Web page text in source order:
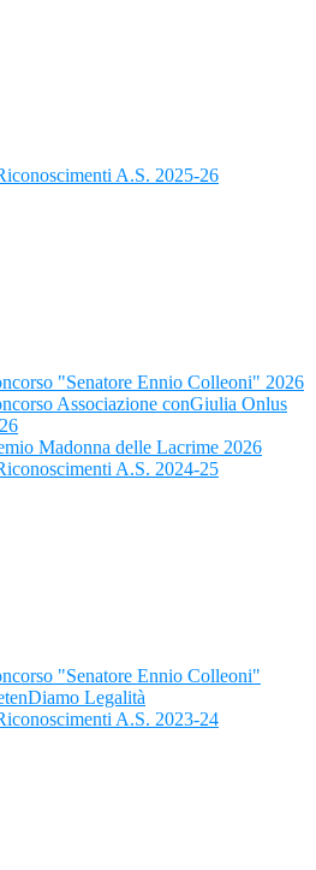
A.S. 2025-26
"Senatore Ennio Colleoni" 2026
Associazione conGiulia Onlus
Madonna delle Lacrime 2026
A.S. 2024-25
"Senatore Ennio Colleoni"
Legalità
A.S. 2023-24